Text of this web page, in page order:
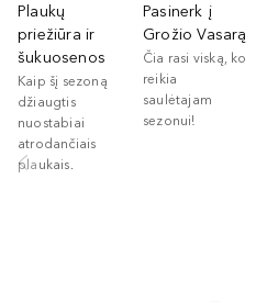
Plaukų
priežiūra ir
šukuosenos
Kaip šį sezoną
džiaugtis
nuostabiai
atrodančiais
plaukais.
Pasinerk į
Grožio Vasarą
Čia rasi viską, ko
reikia
saulėtajam
sezonui!